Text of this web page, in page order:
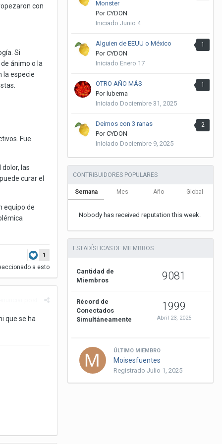
con
Si
ánimo o la
la especie
Fue
las
curar el
equipo de
1
a esto
que se ha
Monster
PorCYDON
Iniciado Junio 4
1
Alguien de EEUU o México
PorCYDON
Iniciado Enero 17
1
OTRO AÑO MÁS
Por lubema
Iniciado Dociembre 31, 2025
2
Deimos con 3 ranas
PorCYDON
Iniciado Dociembre 9, 2025
CONTRIBUIDORES POPULARES
Semana Mes Año Global
Nobody has received reputation this week.
ESTADÍSTICAS DE MIEMBROS
Cantidad de
Miembros
9081
Récord de
Conectados
Simultáneamente
1999
Abril 23, 2025
ÚLTIMO MIEMBRO
Moisesfuentes
Registrado Julio 1, 2025